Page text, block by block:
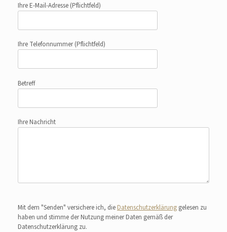
Ihre E-Mail-Adresse (Pflichtfeld)
Ihre Telefonnummer(Pflichtfeld)
Betreff
Ihre Nachricht
Mit dem "Senden" versichere ich, die Datenschutzerklärung gelesen zu
haben und stimme der Nutzung meiner Daten gemäß der
Datenschutzerklärung zu.